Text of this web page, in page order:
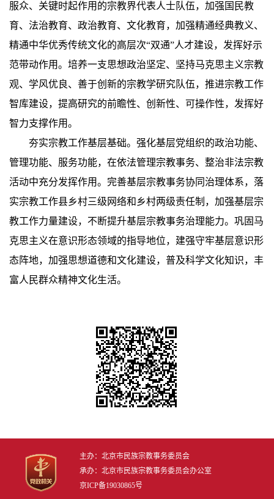
服众、关键时起作用的宗教界代表人士队伍，加强国民教
育、法治教育、政治教育、文化教育，加强精通经典教义、
精通中华优秀传统文化的高层次“双通”人才建设，发挥好示
范带动作用。培养一支思想政治坚定、坚持马克思主义宗教
观、学风优良、善于创新的宗教学研究队伍，推进宗教工作
智库建设，提高研究的前瞻性、创新性、可操作性，发挥好
智力支撑作用。
夯实宗教工作基层基础。强化基层党组织的政治功能、
管理功能、服务功能，在依法管理宗教事务、整治非法宗教
活动中充分发挥作用。完善基层宗教事务协同治理体系，落
实宗教工作县乡村三级网络和乡村两级责任制，加强基层宗
教工作力量建设，不断提升基层宗教事务治理能力。巩固马
克思主义在意识形态领域的指导地位，建强守牢基层意识形
态阵地，加强思想道德和文化建设，普及科学文化知识，丰
富人民群众精神文化生活。
主办：北京市民族宗教事务委员会
承办：北京市民族宗教事务委员会办公室
京ICP备19030865号